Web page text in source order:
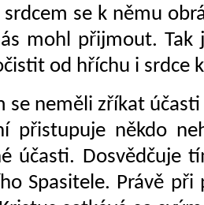
se k němu
mohl přijmout. Tak
od hříchu i srdce
se neměli zříkat
přistupuje někdo
účasti. Dosvědču­je
Spasitele. Právě